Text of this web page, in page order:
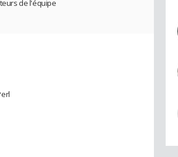
de l'équipe